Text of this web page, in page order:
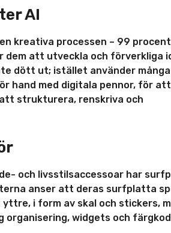
AI
kreativa processen – 99
att utveckla och förverkliga
dött ut; istället använder många
hand med digitala pennor, för
strukturera, renskriva och
och livsstilsaccessoar har
anser att deras surfplatta
i form av skal och stickers,
organisering, widgets och